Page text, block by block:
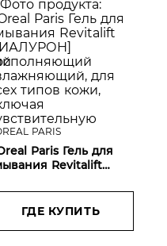
PARIS
Paris Гель для
Revitalift
для всех
кожи, включая
ГДЕ КУПИТЬ